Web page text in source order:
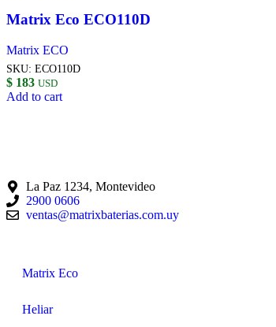
Matrix Eco ECO110D
Matrix ECO
SKU: ECO110D
$ 183 USD
Add to cart
La Paz 1234, Montevideo
2900 0606
ventas@matrixbaterias.com.uy
Matrix Eco
Heliar